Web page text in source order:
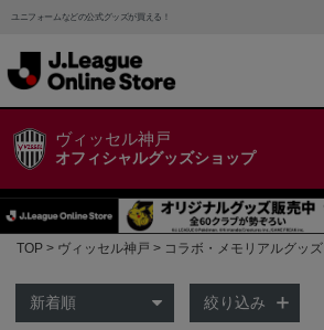
ユニフォームなどの公式グッズが買える！
ヴィッセル神戸
オフィシャルグッズショップ
TOP ヴィッセル神戸 コラボ・メモリアルグッズ
絞り込み